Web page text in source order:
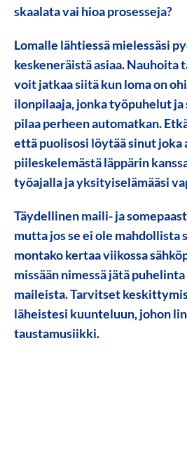
skaalata vai hioa prosesseja?
Lomalle lähtiessä mielessäsi
keskeneräistä asiaa. Nauhoita
voit jatkaa siitä kun loma on
ilonpilaaja, jonka työpuhelut
pilaa perheen automatkan.
että puolisosi löytää sinut joka
piileskelemästä läppärin
työajalla ja yksityiselämääsi
Täydellinen maili- ja
mutta jos se ei ole mahdollista
montako kertaa viikossa
missään nimessä jätä
maileista. Tarvitset
läheistesi kuunteluun, johon
taustamusiikki.